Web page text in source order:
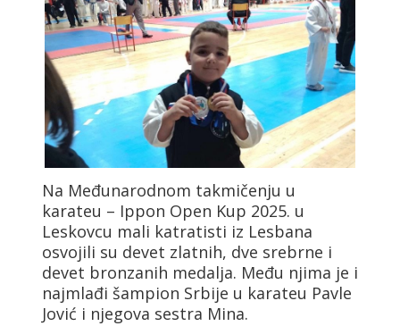
Na Međunarodnom takmičenju u
karateu – Ippon Open Kup 2025. u
Leskovcu mali katratisti iz Lesbana
osvojili su devet zlatnih, dve srebrne i
devet bronzanih medalja. Među njima je i
najmlađi šampion Srbije u karateu Pavle
Jović i njegova sestra Mina.